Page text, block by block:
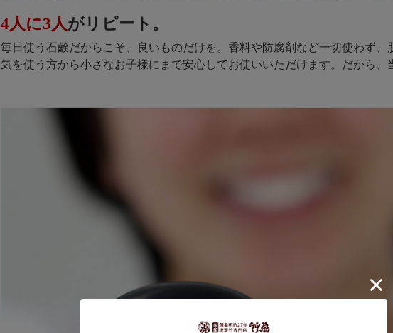
4人に3人がリピート。
毎日使う石鹸だからこそ、良いものだけを。香料や防腐剤など一切使わず
気を使う方から小さなお子様にまで安心してお使いいただけます。だから